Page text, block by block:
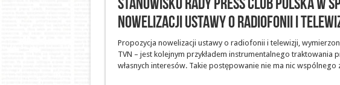
nowelizacji ustawy o radiofonii i
Propozycja nowelizacji ustawy o radiofonii i telewizji,
TVN – jest kolejnym przykładem instrumentalnego traktowania
własnych interesów. Takie postępowanie nie ma nic